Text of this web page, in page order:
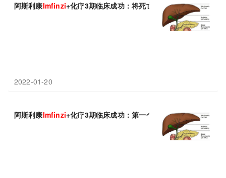
阿斯利康Imfinzi+化疗3期临床成功：将死亡风险降低20%，将成
2022-01-20
阿斯利康Imfinzi+化疗3期临床成功：第一个疗效显著优于标准护